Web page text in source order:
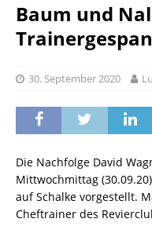
Baum und
30. September 2020
Die Nachfolge David
Mittwochmittag
auf Schalke vorgestellt.
Cheftrainer des